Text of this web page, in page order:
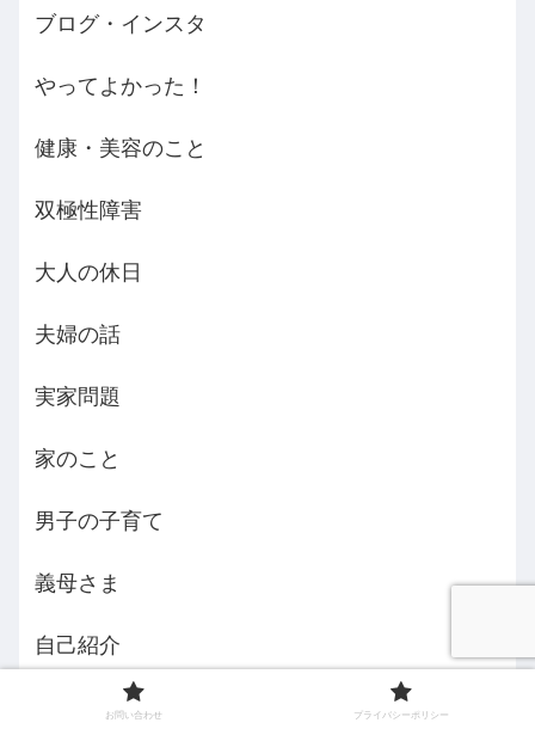
ブログ・インスタ
やってよかった！
健康・美容のこと
双極性障害
大人の休日
夫婦の話
実家問題
家のこと
男子の子育て
義母さま
自己紹介
お問い合わせ プライバシーポリシー